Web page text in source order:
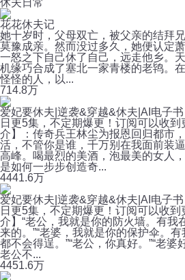
花花休夫记
她十岁时，父母双亡，被父亲的结拜
莫豫成亲。然而没过多久，她便认定
一怒之下自己休了自己，远走他乡。
机缘巧合成了塞北一家青楼的老鸨。
怪怪的人，以...
714.8万
爱妃要休夫|逆袭&穿越&休夫|AI电子书
日更5集，不定期爆更！订阅可以收
介】：传奇兵王林尘为报恩回归都市
活，不管你是谁，千万别在我面前装
高峰。喝最烈的美酒，泡最美的女人
是如何一步步创造奇...
4441.6万
爱妃要休夫|逆袭&穿越&休夫|AI电子书
日更5集，不定期爆更！订阅可以收
介】“老公，我就是你的防火墙。有我
来的。”“老婆，我就是你的保护伞。
都不会得逞。”“老公，你真好。”“老婆
老公不...
4451.6万